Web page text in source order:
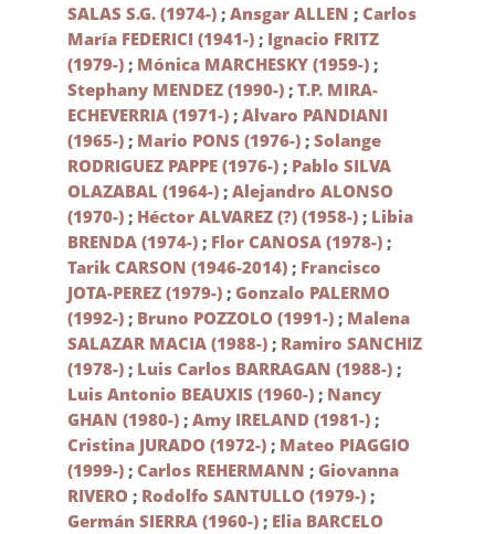
SALAS S.G. (1974-); Ansgar ALLEN ; Carlos
María FEDERICI (1941-); Ignacio FRITZ
(1979-); Mónica MARCHESKY (1959-);
Stephany MENDEZ (1990-); T.P. MIRA-
ECHEVERRIA (1971-); Alvaro PANDIANI
(1965-); Mario PONS (1976-); Solange
RODRIGUEZ PAPPE (1976-); Pablo SILVA
OLAZABAL (1964-); Alejandro ALONSO
(1970-); Héctor ALVAREZ (?) (1958-); Libia
BRENDA (1974-); Flor CANOSA (1978-);
Tarik CARSON (1946-2014); Francisco
JOTA-PEREZ (1979-); Gonzalo PALERMO
(1992-); Bruno POZZOLO (1991-); Malena
SALAZAR MACIA (1988-); Ramiro SANCHIZ
(1978-); Luis Carlos BARRAGAN (1988-);
Luis Antonio BEAUXIS (1960-); Nancy
GHAN (1980-); Amy IRELAND (1981-);
Cristina JURADO (1972-); Mateo PIAGGIO
(1999-); Carlos REHERMANN ; Giovanna
RIVERO ; Rodolfo SANTULLO (1979-);
Germán SIERRA (1960-); Elia BARCELO